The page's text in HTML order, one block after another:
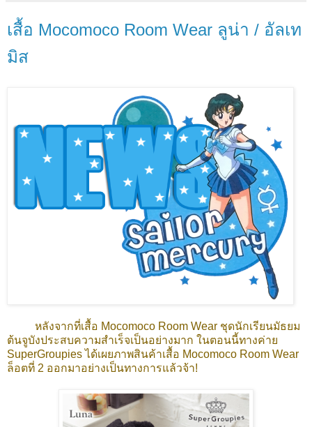
เสื้อ Mocomoco Room Wear ลูน่า / อัลเท
มิส
หลังจากที่เสื้อ Mocomoco Room Wear ชุดนักเรียนมัธยม
ต้นจูบังประสบความสำเร็จเป็นอย่างมาก ในตอนนี้ทางค่าย
SuperGroupies ได้เผยภาพสินค้าเสื้อ Mocomoco Room Wear
ล็อตที่ 2 ออกมาอย่างเป็นทางการแล้วจ้า!